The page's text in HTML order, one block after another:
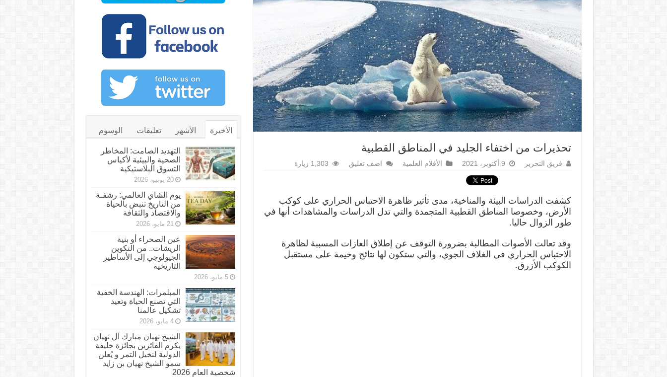
تحذيرات من اختفاء الجليد في المناطق القطبية
فريق التحرير 9 أكتوبر، 2021 الأفلام العلمية اضف تعليق 1,303 زيارة
كشفت الدراسات البيئة والمناخية، مدى تأثير ظاهرة الاحتباس الحراري على كوكب
الأرض، وخصوصا المناطق القطبية المتجمدة والتي تدل الدراسات والمشاهدات أنها في
طور الزوال حاليا.
وقد تعالت الأصوات المطالبة بضرورة التوقف عن إطلاق الغازات المسببة لظاهرة
الاحتباس الحراري في الغلاف الجوي، والتي ستكون لها نتائج وخيمة على مستقبل
الكوكب الأزرق.
الأخيرة الأشهر تعليقات الوسوم
التهديد الصامت: المخاطر
الصحية والبيئية لأكياس
التسوق البلاستيكية
20 يونيو، 2026
يوم الشاي العالمي: رشفـة
من التاريخ تنبض بالحياة
والاقتصاد والثقافة
21 مايو، 2026
عين الصحراء أو بنية
الريشات.. من التكوين
الجيولوجي إلى الأساطير
التاريخية
5 مايو، 2026
المبلمرات: الهندسة الخفية
التي تصنع الحياة وتعيد
تشكيل عالمنا
4 مايو، 2026
الشيخ نهيان مبارك آل نهيان
يكرم الفائزين بجائزة خليفة
الدولية لنخيل التمر و يُعلن
سمو الشيخ نهيان بن زايد
شخصية العام 2026